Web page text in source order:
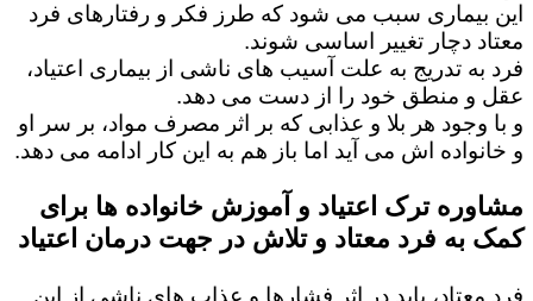
این بیماری سبب می شود که طرز فکر و رفتارهای فرد
معتاد دچار تغییر اساسی شوند.
فرد به تدریج به علت آسیب های ناشی از بیماری اعتیاد،
عقل و منطق خود را از دست می دهد.
و با وجود هر بلا و عذابی که بر اثر مصرف مواد، بر سر او
و خانواده اش می آید اما باز هم به این کار ادامه می دهد.
مشاوره ترک اعتیاد و آموزش خانواده ها برای
کمک به فرد معتاد و تلاش در جهت درمان اعتیاد
فرد معتاد، باید در اثر فشارها و عذاب های ناشی از این